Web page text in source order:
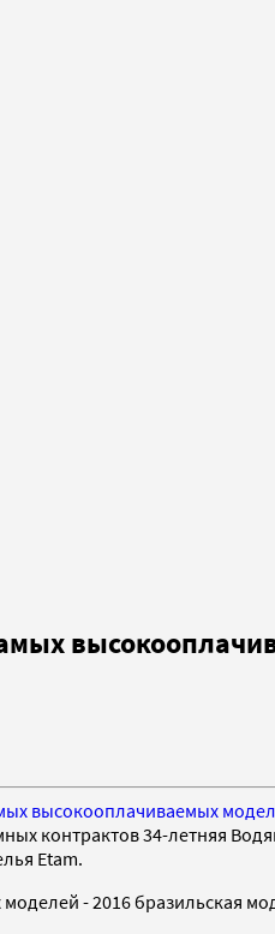
высокооплачиваемых
контрактов 34-летняя
Etam.
- 2016 бразильская